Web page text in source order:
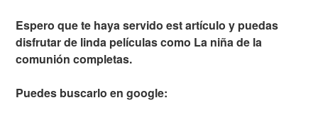
Espero que te haya servido est artículo y puedas
disfrutar de linda películas como La niña de la
comunión completas.
Puedes buscarlo en google: